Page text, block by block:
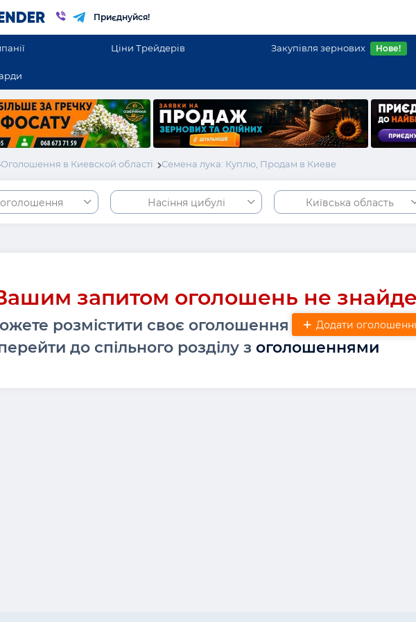
Приєднуйся!
Ціни Трейдерів Закупівля зернових Нове!
Оголошення в Киевской області Семена лука: Куплю, Продам в Киеве
оголошення Насіння цибулі Київська область
запитом оголошень не
розмістити своє оголошення Додати
до спільного розділу з оголошеннями